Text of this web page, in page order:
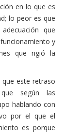
en lo que es
lo peor es que
que
y
que rigió la
que este retraso
según las
hablando con
por el que el
es porque